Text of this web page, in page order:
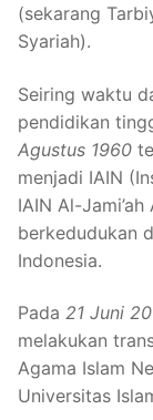
(sekarang
Syariah).
Seiring waktu
pendidikan
Agustus 1960
menjadi IAIN
IAIN Al-
berkedudukan
Indonesia.
Pada 21 Juni
melakukan
Agama Islam
Universitas